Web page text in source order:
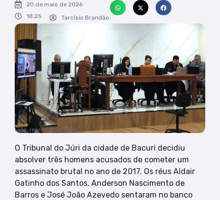
20 de maio de 2026
18:25
Tarcísio Brandão
Foto: reprodução/TJMA
O Tribunal do Júri da cidade de Bacuri decidiu
absolver três homens acusados de cometer um
assassinato brutal no ano de 2017. Os réus Aldair
Gatinho dos Santos, Anderson Nascimento de
Barros e José João Azevedo sentaram no banco